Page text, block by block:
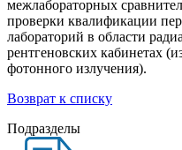
межлабораторных
проверки квалификации
лабораторий в области
рентгеновских кабинетах
фотонного излучения).
Возврат к списку
Подразделы